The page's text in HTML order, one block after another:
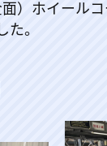
面）ホイール
。